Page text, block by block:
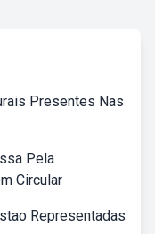
Presentes Nas
Pela
Circular
Representadas